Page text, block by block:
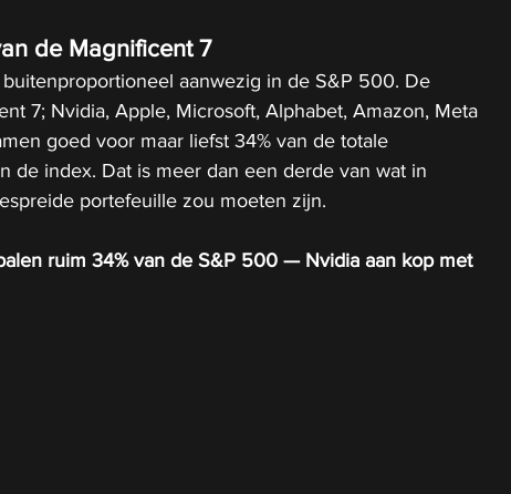
de Magnificent 7
aanwezig in de S&P 500. De
7; Nvidia, Apple, Microsoft, Alphabet, Amazon, Meta
goed voor maar liefst 34% van de totale
de index. Dat is meer dan een derde van wat in
portefeuille zou moeten zijn.
ruim 34% van de S&P 500 — Nvidia aan kop met